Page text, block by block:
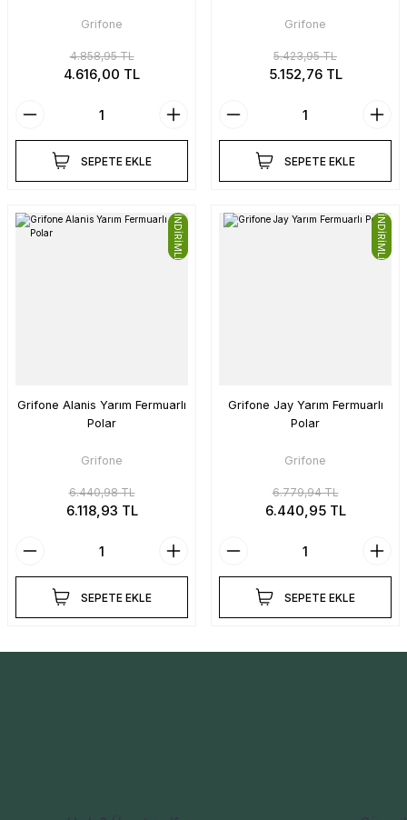
Grifone
4.858,95 TL
4.616,00 TL
SEPETE EKLE
Grifone
5.423,95 TL
5.152,76 TL
SEPETE EKLE
İNDİRİMLİ
Grifone Alanis Yarım Fermuarlı
Polar
Grifone
6.440,98 TL
6.118,93 TL
SEPETE EKLE
İNDİRİMLİ
Grifone Jay Yarım Fermuarlı
Polar
Grifone
6.779,94 TL
6.440,95 TL
SEPETE EKLE